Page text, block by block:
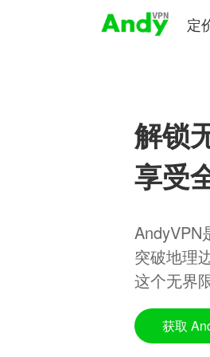
定
解锁
享受
AndyVPN
突破地理
这个无界
获取